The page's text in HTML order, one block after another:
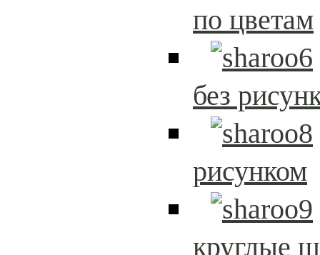
по цветам
без
рисунком
круглые